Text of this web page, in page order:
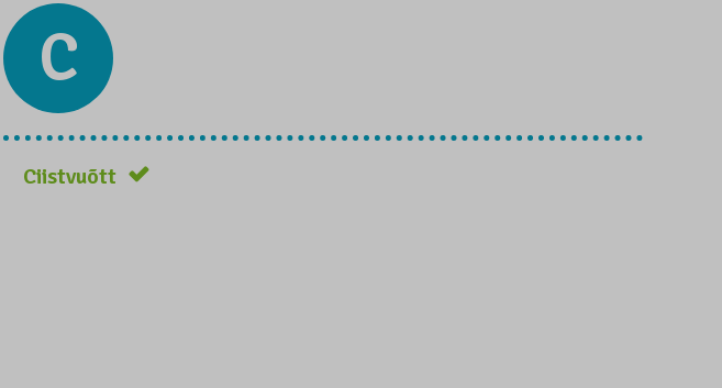
C
Ciistvuõtt